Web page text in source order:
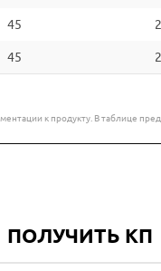
45 2
45 2
к продукту. В таблице
ПОЛУЧИТЬ КП